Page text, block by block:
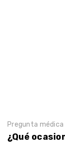
Pregunta médica
¿Qué